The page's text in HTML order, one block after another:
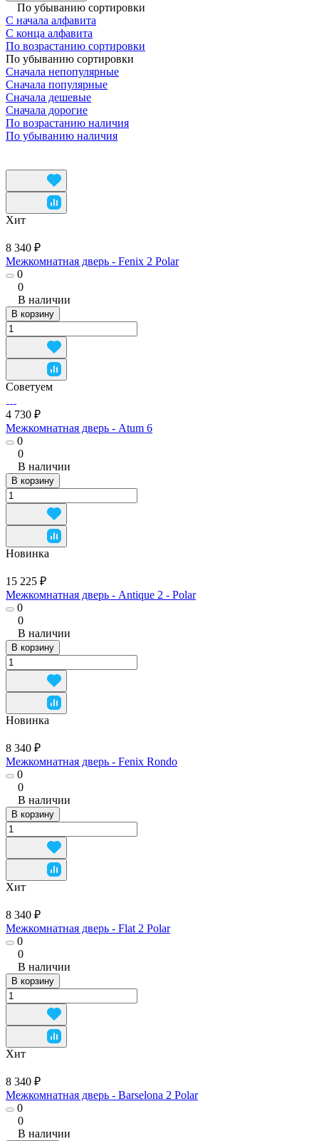
По убыванию сортировки
С начала алфавита
С конца алфавита
По возрастанию сортировки
По убыванию сортировки
Сначала непопулярные
Сначала популярные
Сначала дешевые
Сначала дорогие
По возрастанию наличия
По убыванию наличия
Хит
8 340 ₽
Межкомнатная дверь - Fenix 2 Polar
0
0
В наличии
В корзину
Советуем
4 730 ₽
Межкомнатная дверь - Atum 6
0
0
В наличии
В корзину
Новинка
15 225 ₽
Межкомнатная дверь - Antique 2 - Polar
0
0
В наличии
В корзину
Новинка
8 340 ₽
Межкомнатная дверь - Fenix Rondo
0
0
В наличии
В корзину
Хит
8 340 ₽
Межкомнатная дверь - Flat 2 Polar
0
0
В наличии
В корзину
Хит
8 340 ₽
Межкомнатная дверь - Barselona 2 Polar
0
0
В наличии